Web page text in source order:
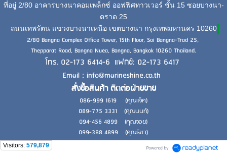
ที่อยู่ 2/80 อาคารบางนาคอมเพล็กซ์ ออฟฟิศทาวเวอร์ ชั้น 15 ซอยบางนา-
ตราด 25
ถนนเทพรัตน แขวงบางนาเหนือ เขตบางนา กรุงเทพมหานคร 10260
2/80 Bangna Complex Office Tower, 15th Floor, Soi Bangna-Trad 25,
Thepparat Road, Bangna Nuea, Bangna, Bangkok 10260 Thailand.
โทร. 02-173 6414-6 แฟกซ์: 02-173 6417
Email : info@marineshine.co.th
สั่งซื้อสินค้า ติดต่อฝ่ายขาย
086-999 1619 (คุณแจ็ค)
089-775 3331 (คุณนนท์)
094-456 4899 (คุณจอย)
099-388 4899 (คุณธิชา)
Visitors: 579,879